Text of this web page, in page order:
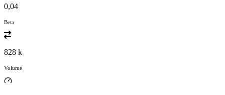
0,04
Beta
828 k
Volume